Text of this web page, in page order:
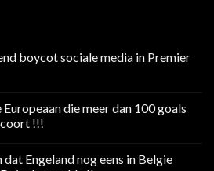
boycot sociale media in Premier
die meer dan 100 goals
!!!
dat Engeland nog eens in Belgie